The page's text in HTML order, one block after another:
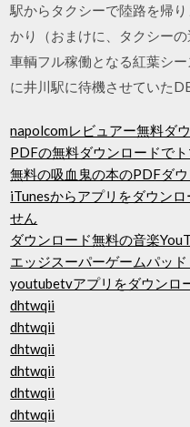
駅からタクシーで陸路を帰
かり（おまけに、タクシー
車輌フル稼働となる紅葉シ
に井川駅に待機させていた
napolcomレビュアー無料ダ
PDFの無料ダウンロードで
無料の吸血鬼の本のPDFダ
iTunesからアプリをダウン
せん
ダウンロード無料の音楽
エッジスーパーゲームパッ
youtubetvアプリをダウンロ
dhtwqii
dhtwqii
dhtwqii
dhtwqii
dhtwqii
dhtwqii